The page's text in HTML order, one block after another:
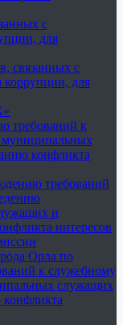
с
для
связанных с
коррупции, для
требований к
конфликта
требований
и
интересов
Орла по
к служебному
служащих